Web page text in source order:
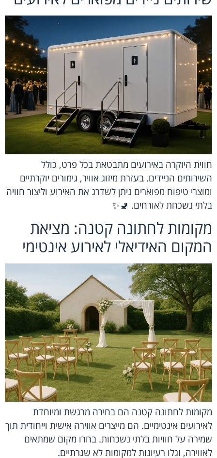
חווית היוקרה באירועים מתבטאת בכל פרט, כולל
השירותים הניידים. בעזרת מיזוג אוויר, גימורים יוקרתיים
ומוצרי טיפוח מפוארים ניתן לשדרג את האירוע וליצור חוויה
בלתי נשכחת לאורחים. 🚽✨
מקומות לחתונה קטנה: מציאת
המקום האידיאלי לאירוע אינטימי
מקומות לחתונה קטנה הם בחירה מרגשת ומיוחדת
לאירועים אינטימיים. הם מייצרים אווירה אישית וייחודית תוך
שמירה על חוויות בלתי נשכחות. בחרו מקום שמתאים
לאווירה, וגלו רעיונות למקומות לא שגרתיים.